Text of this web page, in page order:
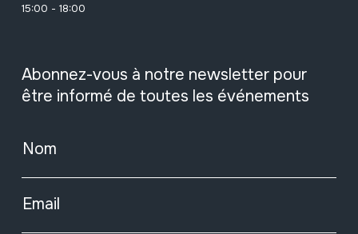
15:00 - 18:00
Abonnez-vous à notre newsletter pour
être informé de toutes les événements
Nom
Email